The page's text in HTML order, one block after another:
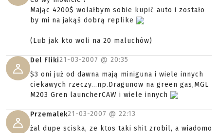
Mając 4200$ wolałbym sobie kupić auto i zostało
by mi na jakąś dobrą replike
(Lub jak kto woli na 20 maluchów)
Del Fliki21-03-2007 @ 20:35
$3 oni już od dawna mają miniguna i wiele innych
ciekawych rzeczy...np.Dragunow na green gas,MGL
M203 Gren launcherCAW i wiele innych
Przemalek21-03-2007 @ 22:13
żal dupe sciska, ze ktos taki shit zrobil, a wiadomo